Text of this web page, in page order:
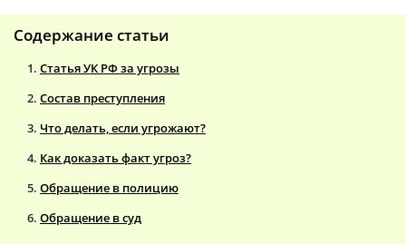
Содержание статьи
Статья УК РФ за угрозы
Состав преступления
Что делать, если угрожают?
Как доказать факт угроз?
Обращение в полицию
Обращение в суд